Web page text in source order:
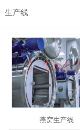
生产线
燕窝生产线